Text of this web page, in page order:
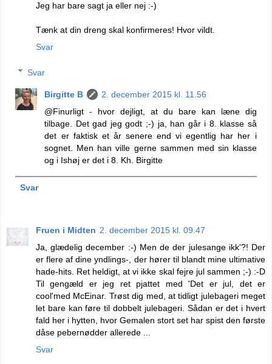
Jeg har bare sagt ja eller nej :-)
Tænk at din dreng skal konfirmeres! Hvor vildt.
Svar
Svar
Birgitte B
2. december 2015 kl. 11.56
@Finurligt - hvor dejligt, at du bare kan læne dig
tilbage. Det gad jeg godt ;-) ja, han går i 8. klasse så
det er faktisk et år senere end vi egentlig har her i
sognet. Men han ville gerne sammen med sin klasse
og i Ishøj er det i 8. Kh. Birgitte
Svar
Fruen i Midten 2. december 2015 kl. 09.47
Ja, glædelig december :-) Men de der julesange ikk'?! Der
er flere af dine yndlings-, der hører til blandt mine ultimative
hade-hits. Ret heldigt, at vi ikke skal fejre jul sammen ;-) :-D
Til gengæld er jeg ret pjattet med 'Det er jul, det er
cool'med McEinar. Trøst dig med, at tidligt julebageri meget
let bare kan føre til dobbelt julebageri. Sådan er det i hvert
fald her i hytten, hvor Gemalen stort set har spist den første
dåse pebernødder allerede ...
Svar